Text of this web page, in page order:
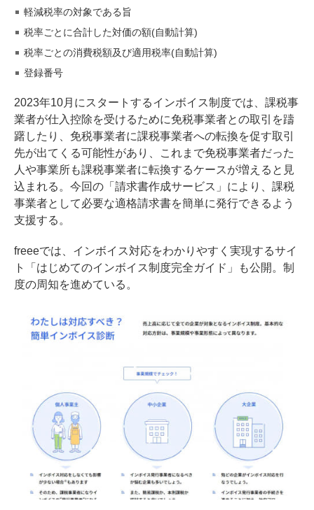
軽減税率の対象である旨
税率ごとに合計した対価の額(自動計算)
税率ごとの消費税額及び適用税率(自動計算)
登録番号
2023年10月にスタートするインボイス制度では、課税事
業者が仕入控除を受けるために免税事業者との取引を躊
躇したり、免税事業者に課税事業者への転換を促す取引
先が出てくる可能性があり、これまで免税事業者だった
人や事業所も課税事業者に転換するケースが増えると見
込まれる。今回の「請求書作成サービス」により、課税
事業者として必要な適格請求書を簡単に発行できるよう
支援する。
freeeでは、インボイス対応をわかりやすく実現するサイ
ト「はじめてのインボイス制度完全ガイド」も公開。制
度の周知を進めている。